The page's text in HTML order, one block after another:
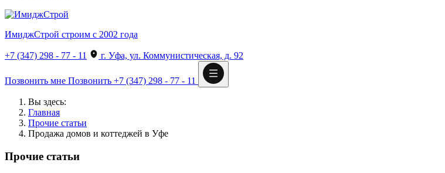
ИмиджСтрой строим с 2002 года
+7 (347) 298 - 77 - 11 г. Уфа, ул. Коммунистическая, д. 92
Позвонить мне Позвонить +7 (347) 298 - 77 - 11
Вы здесь:
Главная
Прочие статьи
Продажа домов и коттеджей в Уфе
Прочие статьи